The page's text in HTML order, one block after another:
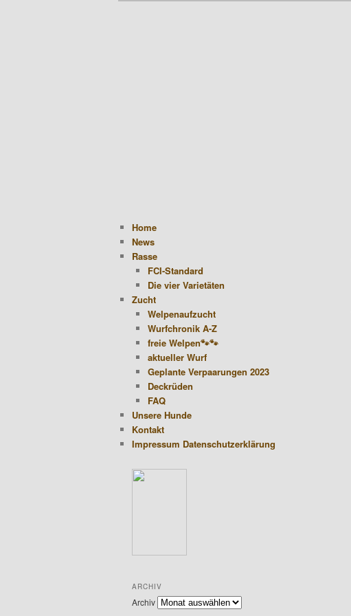
Home
News
Rasse
FCI-Standard
Die vier Varietäten
Zucht
Welpenaufzucht
Wurfchronik A-Z
freie Welpen🐾🐾
aktueller Wurf
Geplante Verpaarungen 2023
Deckrüden
FAQ
Unsere Hunde
Kontakt
Impressum Datenschutzerklärung
ARCHIV
Archiv